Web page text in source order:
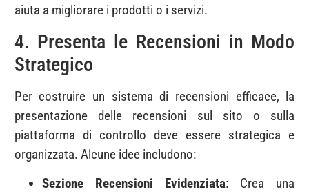
aiuta a migliorare i prodotti o i servizi.
4. Presenta le Recensioni in Modo
Strategico
Per costruire un sistema di recensioni efficace, la
presentazione delle recensioni sul sito o sulla
piattaforma di controllo deve essere strategica e
organizzata. Alcune idee includono:
Sezione Recensioni Evidenziata: Crea una